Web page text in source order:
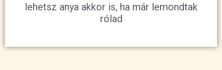
lehetsz anya akkor is, ha már lemondtak
rólad